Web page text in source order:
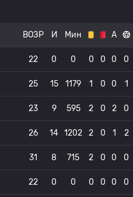
ВОЗР И Мин А
22 0 0 0 0 0 0
25 15 1179 1 0 0 1
23 9 595 2 0 2 0
26 14 1202 2 0 1 2
31 8 715 2 0 0 0
22 0 0 0 0 0 0